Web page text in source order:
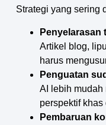
Strategi yang sering
Penyelarasan
Artikel blog,
harus
Penguatan
AI lebih mudah
perspektif
Pembaruan